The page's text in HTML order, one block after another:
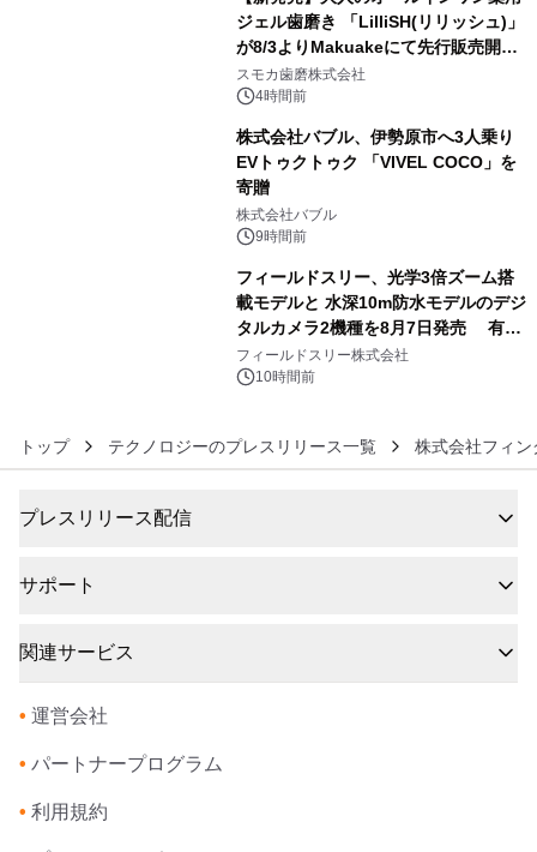
ジェル歯磨き 「LilliSH(リリッシュ)」
が8/3よりMakuakeにて先行販売開
始！
スモカ歯磨株式会社
4時間前
株式会社バブル、伊勢原市へ3人乗り
EVトゥクトゥク 「VIVEL COCO」を
寄贈
株式会社バブル
9時間前
フィールドスリー、光学3倍ズーム搭
載モデルと 水深10m防水モデルのデジ
タルカメラ2機種を8月7日発売 有効
約1300万画素、用途別に選べるコンデ
ジ新登場
フィールドスリー株式会社
10時間前
トップ テクノロジーのプレスリリース一覧 株式会社フィン
プレスリリース配信
サポート
関連サービス
• 運営会社
• パートナープログラム
• 利用規約